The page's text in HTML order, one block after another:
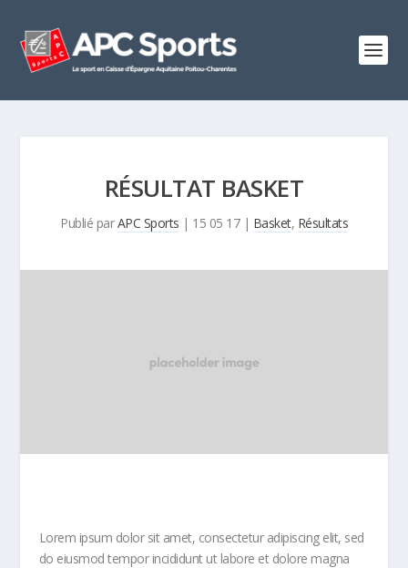
RÉSULTAT BASKET
Publié parAPC Sports | 15 05 17| Basket, Résultats
Lorem ipsum dolor sit amet, consectetur adipiscing elit, sed
do eiusmod tempor incididunt ut labore et dolore magna